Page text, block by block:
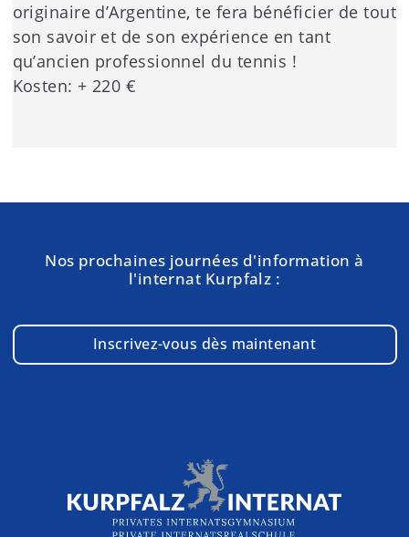
originaire d’Argentine, te fera bénéficier de tout
son savoir et de son expérience en tant
qu’ancien professionnel du tennis !
Kosten: + 220 €
Nos prochaines journées d'information à
l'internat Kurpfalz :
Inscrivez-vous dès maintenant